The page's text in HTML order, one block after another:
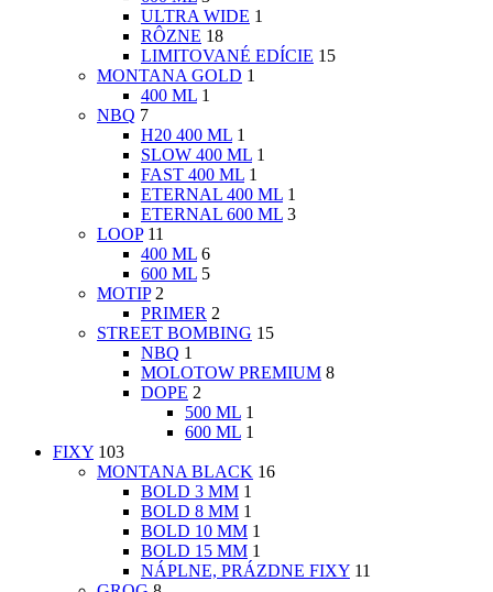
ULTRA WIDE 1
RÔZNE 18
LIMITOVANÉ EDÍCIE 15
MONTANA GOLD 1
400 ML 1
NBQ 7
H20 400 ML 1
SLOW 400 ML 1
FAST 400 ML 1
ETERNAL 400 ML 1
ETERNAL 600 ML 3
LOOP 11
400 ML 6
600 ML 5
MOTIP 2
PRIMER 2
STREET BOMBING 15
NBQ 1
MOLOTOW PREMIUM 8
DOPE 2
500 ML 1
600 ML 1
FIXY 103
MONTANA BLACK 16
BOLD 3 MM 1
BOLD 8 MM 1
BOLD 10 MM 1
BOLD 15 MM 1
NÁPLNE, PRÁZDNE FIXY 11